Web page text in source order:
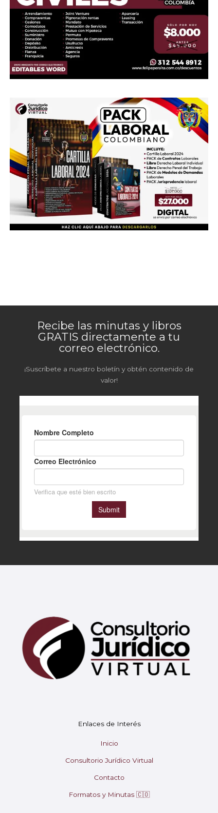
Recibe las minutas y libros
GRATIS directamente a tu
correo electrónico.
¡Suscríbete a nuestro boletín y obtén contenido de
valor!
Enlaces de Interés
Inicio
Consultorio Jurídico Virtual
Contacto
Formatos y Minutas 🇨🇴
¡Hola! 👋 Soy Mary tu asistente virtual.